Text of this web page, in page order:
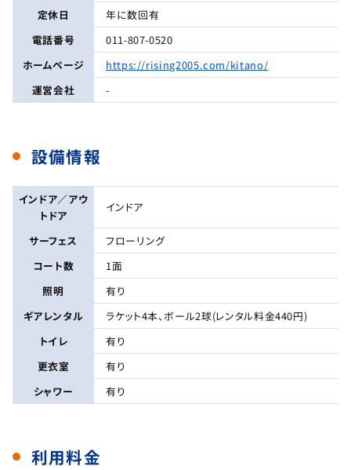
定休日
年に数回有
電話番号
011-807-0520
ホームページ
https://rising2005.com/kitano/
運営会社
-
設備情報
インドア／アウ
トドア
インドア
サーフェス
フローリング
コート数
1面
照明
有り
ギアレンタル
ラケット4本、ボール2球(レンタル料金440円)
トイレ
有り
更衣室
有り
シャワー
有り
利用料金